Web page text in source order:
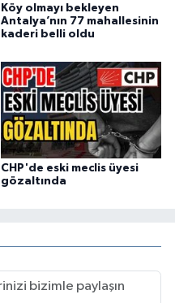
Köy olmayı bekleyen
Antalya’nın 77 mahallesinin
kaderi belli oldu
CHP'de eski meclis üyesi
gözaltında